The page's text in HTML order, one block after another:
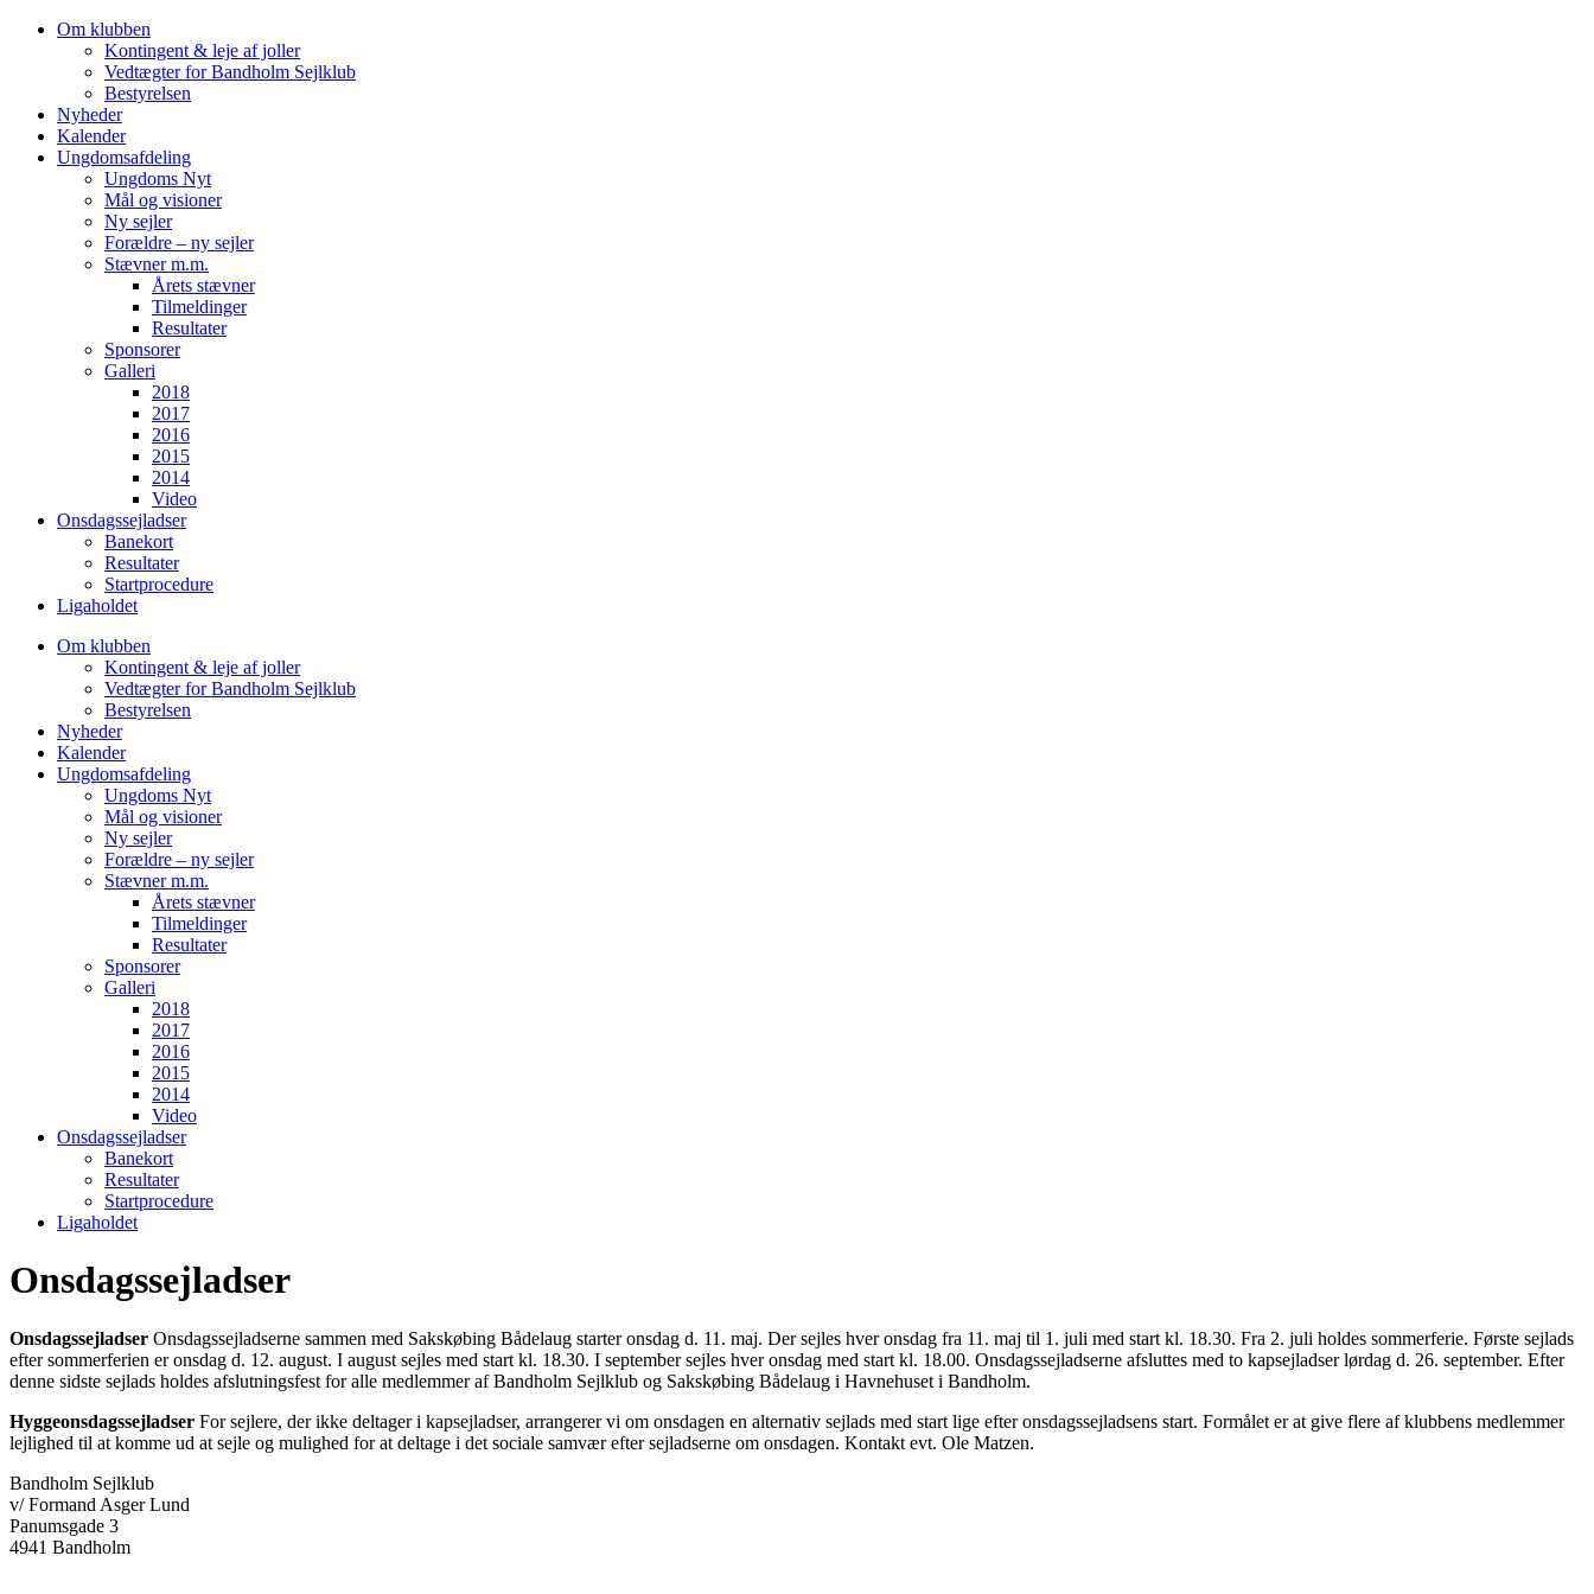
VidereOm klubben
Kontingent & leje af joller
Vedtægter for Bandholm Sejlklub
Bestyrelsen
Nyheder
Kalender
Ungdomsafdeling
Ungdoms Nyt
Mål og visioner
Ny sejler
Forældre – ny sejler
Stævner m.m.
Årets stævner
Tilmeldinger
Resultater
Sponsorer
Galleri
2018
2017
2016
2015
2014
Video
Onsdagssejladser
Banekort
Resultater
Startprocedure
Ligaholdet
Om klubben
Kontingent & leje af joller
Vedtægter for Bandholm Sejlklub
Bestyrelsen
Nyheder
Kalender
Ungdomsafdeling
Ungdoms Nyt
Mål og visioner
Ny sejler
Forældre – ny sejler
Stævner m.m.
Årets stævner
Tilmeldinger
Resultater
Sponsorer
Galleri
2018
2017
2016
2015
2014
Video
Onsdagssejladser
Banekort
Resultater
Startprocedure
Ligaholdet
Onsdagssejladser
Onsdagssejladser Onsdagssejladserne sammen med Sakskøbing Bådelaug starter onsdag d. 11. maj. Der sejles hver onsdag fra 11. maj til 1. juli med start kl. 18.30. Fra 2. juli holdes sommerferie. Første sejlads
efter sommerferien er onsdag d. 12. august. I august sejles med start kl. 18.30. I september sejles hver onsdag med start kl. 18.00. Onsdagssejladserne afsluttes med to kapsejladser lørdag d. 26. september. Efter
denne sidste sejlads holdes afslutningsfest for alle medlemmer af Bandholm Sejlklub og Sakskøbing Bådelaug i Havnehuset i Bandholm.
Hyggeonsdagssejladser For sejlere, der ikke deltager i kapsejladser, arrangerer vi om onsdagen en alternativ sejlads med start lige efter onsdagssejladsens start. Formålet er at give flere af klubbens medlemmer
lejlighed til at komme ud at sejle og mulighed for at deltage i det sociale samvær efter sejladserne om onsdagen. Kontakt evt. Ole Matzen.
Bandholm Sejlklub
v/ Formand Asger Lund
Panumsgade 3
4941 Bandholm